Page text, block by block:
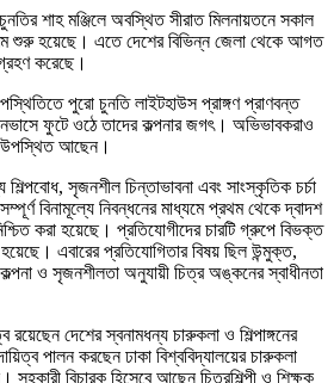
শাহ মঞ্জিলে অবস্থিত সীরাত মিলনায়তনে সকাল
শুরু হয়েছে। এতে দেশের বিভিন্ন জেলা থেকে আগত
করেছে।
পুরো চুনতি লাইটহাউস প্রাঙ্গণ প্রাণবন্ত
ফুটে ওঠে তাদের কল্পনার জগৎ। অভিভাবকরাও
উপস্থিত আছেন।
সৃজনশীল চিন্তাভাবনা এবং সাংস্কৃতিক চর্চা
বিনামূল্যে নিবন্ধনের মাধ্যমে প্রথম থেকে দ্বাদশ
করা হয়েছে। প্রতিযোগীদের চারটি গ্রুপে বিভক্ত
এবারের প্রতিযোগিতার বিষয় ছিল উন্মুক্ত,
ও সৃজনশীলতা অনুযায়ী চিত্র অঙ্কনের স্বাধীনতা
রয়েছেন দেশের স্বনামধন্য চারুকলা ও শিল্পাঙ্গনের
পালন করছেন ঢাকা বিশ্ববিদ্যালয়ের চারুকলা
বিচারক হিসেবে আছেন চিত্রশিল্পী ও শিক্ষক